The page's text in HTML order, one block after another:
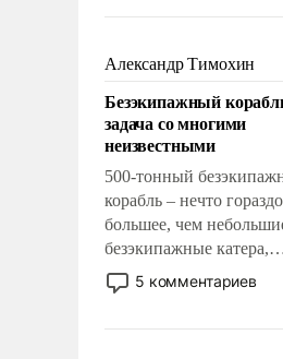
чем она отличается от
образованных людей.
казалось, что эти
решены раз и навсегда,
нет, не решены.
Александр Тимохин
Безэкипажный
задача со многими
неизвестными
500-тонный
корабль – нечто гораздо
большее, чем
безэкипажные катера,
применение которых
стало обыденностью.
сложна и амбициозна.
5 комментариев